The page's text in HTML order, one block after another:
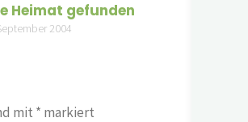
Heimat gefunden
2004
mit * markiert